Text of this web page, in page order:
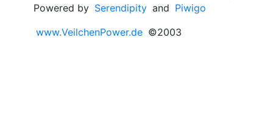
Powered by Serendipity and Piwigo
www.VeilchenPower.de ©2003